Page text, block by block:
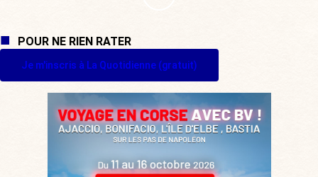
POUR NE RIEN RATER
Je m'inscris à La Quotidienne (gratuit)